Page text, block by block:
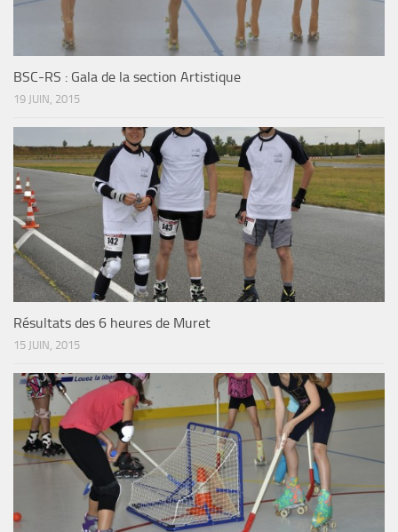
BSC-RS : Gala de la section Artistique
19 JUIN, 2015
Résultats des 6 heures de Muret
15 JUIN, 2015